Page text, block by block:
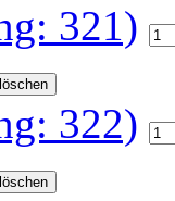
321)
322)